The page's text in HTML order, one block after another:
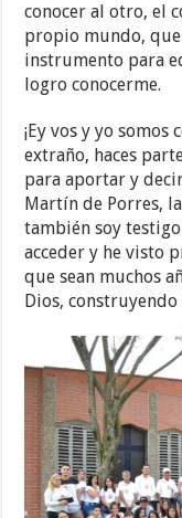
conocer al otro, el
propio mundo,
instrumento para
logro conocerme.
¡Ey vos y yo
extraño, haces
para aportar y
Martín de Porres,
también soy
acceder y he visto
que sean muchos
Dios,